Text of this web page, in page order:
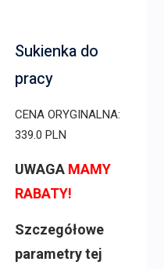
Sukienka do
pracy
CENA ORYGINALNA:
339.0 PLN
UWAGA MAMY
RABATY!
Szczegółowe
parametry tej